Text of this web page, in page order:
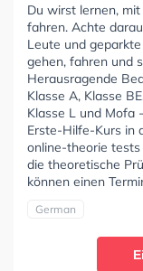
Du wirst lernen,
fahren. Achte
Leute und
gehen, fahren und
Herausragende
Klasse A, Klasse
Klasse L und Mofa
Erste-Hilfe-Kurs in
online-theorie tests
die theoretische
können einen
German